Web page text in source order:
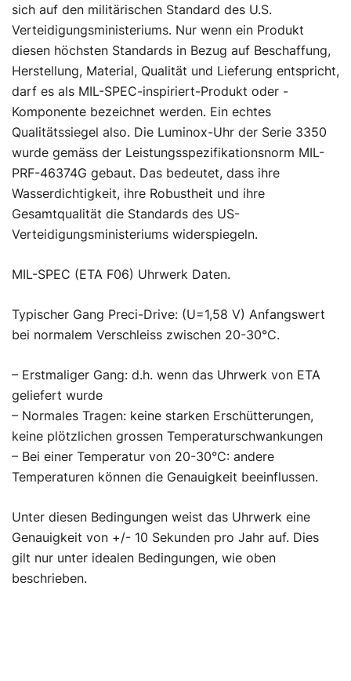
sich auf den militärischen Standard des U.S.
Verteidigungsministeriums. Nur wenn ein Produkt
diesen höchsten Standards in Bezug auf Beschaffung,
Herstellung, Material, Qualität und Lieferung entspricht,
darf es als MIL-SPEC-inspiriert-Produkt oder -
Komponente bezeichnet werden. Ein echtes
Qualitätssiegel also. Die Luminox-Uhr der Serie 3350
wurde gemäss der Leistungsspezifikationsnorm MIL-
PRF-46374G gebaut. Das bedeutet, dass ihre
Wasserdichtigkeit, ihre Robustheit und ihre
Gesamtqualität die Standards des US-
Verteidigungsministeriums widerspiegeln.
MIL-SPEC (ETA F06) Uhrwerk Daten.
Typischer Gang Preci-Drive: (U=1,58 V) Anfangswert
bei normalem Verschleiss zwischen 20-30°C.
– Erstmaliger Gang: d.h. wenn das Uhrwerk von ETA
geliefert wurde
– Normales Tragen: keine starken Erschütterungen,
keine plötzlichen grossen Temperaturschwankungen
– Bei einer Temperatur von 20-30°C: andere
Temperaturen können die Genauigkeit beeinflussen.
Unter diesen Bedingungen weist das Uhrwerk eine
Genauigkeit von +/- 10 Sekunden pro Jahr auf. Dies
gilt nur unter idealen Bedingungen, wie oben
beschrieben.